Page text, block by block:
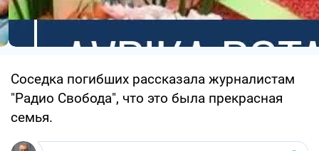
Соседка погибших рассказала журналистам
"Радио Свобода", что это была прекрасная
семья.